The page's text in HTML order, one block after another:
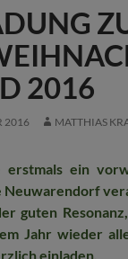
2016
2016 MATTHIAS
erstmals ein
Neuwarendorf
guten
Jahr wieder
einladen.